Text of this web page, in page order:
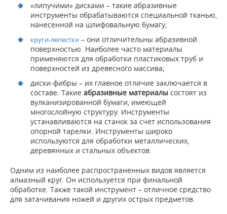
«липучими» дисками – такие абразивные
инструменты обрабатываются специальной тканью,
нанесенной на шлифовальную бумагу;
круги-лепестки – они отличительны абразивной
поверхностью. Наиболее часто материалы
применяются для обработки пластиковых труб и
поверхностей из древесного массива;
диски-фибры – их главное отличие заключается в
составе. Такие абразивные материалы состоят из
вулканизированной бумаги, имеющей
многослойную структуру. Инструменты
устанавливаются на станок за счет использования
опорной тарелки. Инструменты широко
используются для обработки металлических,
деревянных и стальных объектов.
Одним из наиболее распространенных видов является
алмазный круг. Он используется при финальной
обработке. Также такой инструмент – отличное средство
для затачивания ножей и других острых предметов.